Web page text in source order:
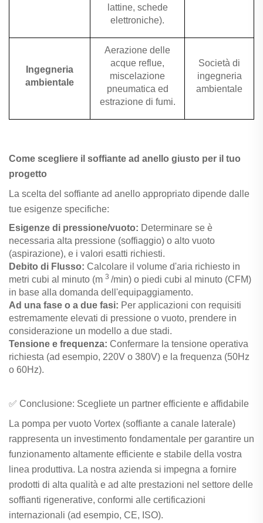
lattine, schede
elettroniche).
Ingegneria
ambientale
Aerazione delle
acque reflue,
miscelazione
pneumatica ed
estrazione di fumi.
Società di
ingegneria
ambientale
Come scegliere il soffiante ad anello giusto per il tuo
progetto
La scelta del soffiante ad anello appropriato dipende dalle
tue esigenze specifiche:
Esigenze di pressione/vuoto: Determinare se è
necessaria alta pressione (soffiaggio) o alto vuoto
(aspirazione), e i valori esatti richiesti.
Debito di Flusso: Calcolare il volume d'aria richiesto in
metri cubi al minuto (m 3 /min) o piedi cubi al minuto (CFM)
in base alla domanda dell'equipaggiamento.
Ad una fase o a due fasi: Per applicazioni con requisiti
estremamente elevati di pressione o vuoto, prendere in
considerazione un modello a due stadi.
Tensione e frequenza: Confermare la tensione operativa
richiesta (ad esempio, 220V o 380V) e la frequenza (50Hz
o 60Hz).
✅ Conclusione: Scegliete un partner efficiente e affidabile
La pompa per vuoto Vortex (soffiante a canale laterale)
rappresenta un investimento fondamentale per garantire un
funzionamento altamente efficiente e stabile della vostra
linea produttiva. La nostra azienda si impegna a fornire
prodotti di alta qualità e ad alte prestazioni nel settore delle
soffianti rigenerative, conformi alle certificazioni
internazionali (ad esempio, CE, ISO).